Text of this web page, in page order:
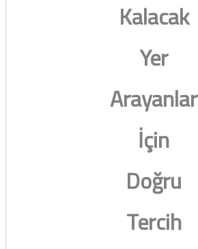
Kalacak
Yer
Arayanlar
İçin
Doğru
Tercih